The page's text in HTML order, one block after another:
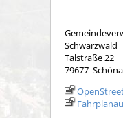
Schwarzwald
Talstraße 22
79677